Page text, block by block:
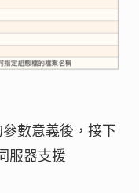
數意義後，接下
服器支援